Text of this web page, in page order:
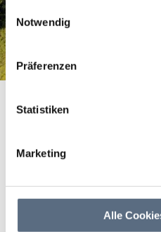
zusammen, die Sie ihnen
sie im Rahmen Ihrer
Einwilligungsauswahl
Notwendig
Präferenzen
Statistiken
Marketing
Alle
Alpenjäger